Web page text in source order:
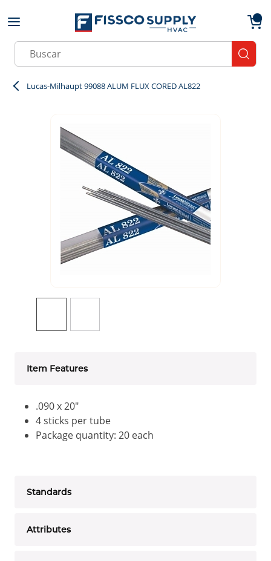
Skip to main content
Site Search
Lucas-Milhaupt 99088 ALUM FLUX CORED AL822
Item Features
.090 x 20"
4 sticks per tube
Package quantity: 20 each
Standards
Attributes